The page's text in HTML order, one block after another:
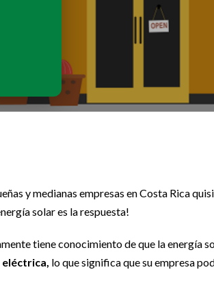
y medianas empresas en Costa Rica
solar es la respuesta!
tiene conocimiento de que la energía
eléctrica, lo que significa que su empresa